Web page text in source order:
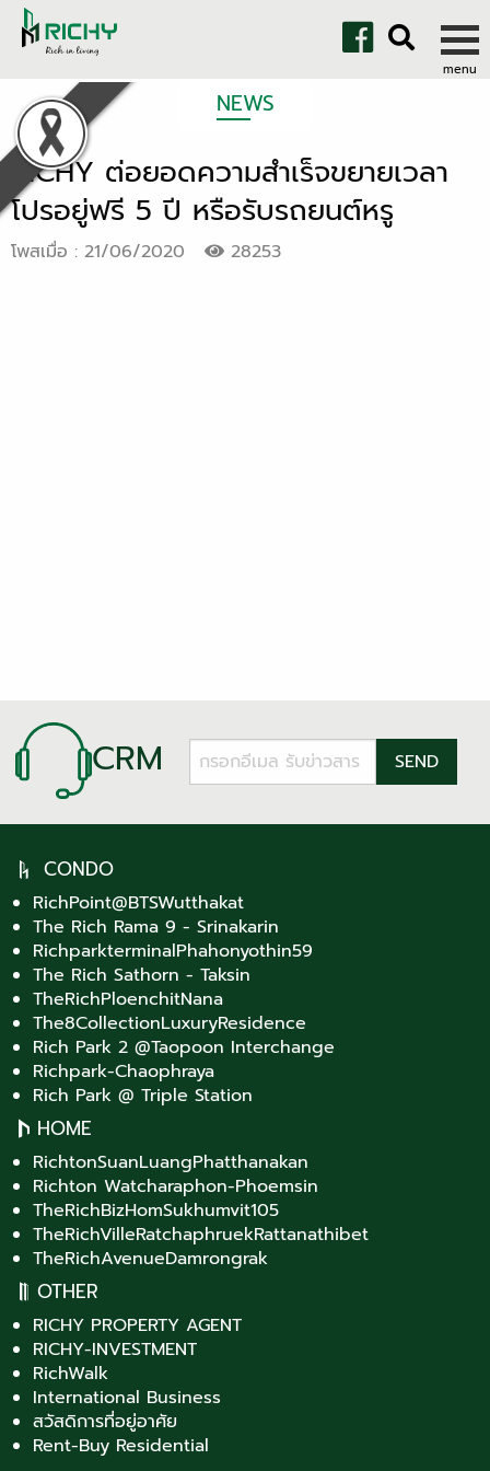
NEWS
RICHY ต่อยอดความสำเร็จขยายเวลา
โปรอยู่ฟรี 5 ปี หรือรับรถยนต์หรู
โพสเมื่อ : 21/06/2020 28253
CRM
CONDO
RichPoint@BTSWutthakat
The Rich Rama 9 - Srinakarin
RichparkterminalPhahonyothin59
The Rich Sathorn - Taksin
TheRichPloenchitNana
The8CollectionLuxuryResidence
Rich Park 2 @Taopoon Interchange
Richpark-Chaophraya
Rich Park @ Triple Station
HOME
RichtonSuanLuangPhatthanakan
Richton Watcharaphon-Phoemsin
TheRichBizHomSukhumvit105
TheRichVilleRatchaphruekRattanathibet
TheRichAvenueDamrongrak
OTHER
RICHY PROPERTY AGENT
RICHY-INVESTMENT
RichWalk
International Business
สวัสดิการที่อยู่อาศัย
Rent-Buy Residential